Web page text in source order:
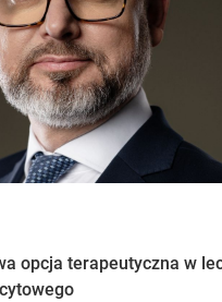
opcja terapeutyczna w